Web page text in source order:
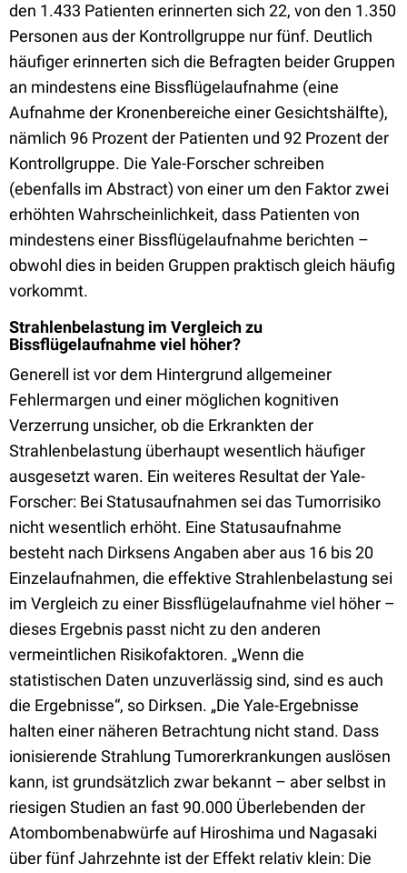
den 1.433 Patienten erinnerten sich 22, von den 1.350
Personen aus der Kontrollgruppe nur fünf. Deutlich
häufiger erinnerten sich die Befragten beider Gruppen
an mindestens eine Bissflügelaufnahme (eine
Aufnahme der Kronenbereiche einer Gesichtshälfte),
nämlich 96 Prozent der Patienten und 92 Prozent der
Kontrollgruppe. Die Yale-Forscher schreiben
(ebenfalls im Abstract) von einer um den Faktor zwei
erhöhten Wahrscheinlichkeit, dass Patienten von
mindestens einer Bissflügelaufnahme berichten –
obwohl dies in beiden Gruppen praktisch gleich häufig
vorkommt.
Strahlenbelastung im Vergleich zu
Bissflügelaufnahme viel höher?
Generell ist vor dem Hintergrund allgemeiner
Fehlermargen und einer möglichen kognitiven
Verzerrung unsicher, ob die Erkrankten der
Strahlenbelastung überhaupt wesentlich häufiger
ausgesetzt waren. Ein weiteres Resultat der Yale-
Forscher: Bei Statusaufnahmen sei das Tumorrisiko
nicht wesentlich erhöht. Eine Statusaufnahme
besteht nach Dirksens Angaben aber aus 16 bis 20
Einzelaufnahmen, die effektive Strahlenbelastung sei
im Vergleich zu einer Bissflügelaufnahme viel höher –
dieses Ergebnis passt nicht zu den anderen
vermeintlichen Risikofaktoren. „Wenn die
statistischen Daten unzuverlässig sind, sind es auch
die Ergebnisse“, so Dirksen. „Die Yale-Ergebnisse
halten einer näheren Betrachtung nicht stand. Dass
ionisierende Strahlung Tumorerkrankungen auslösen
kann, ist grundsätzlich zwar bekannt – aber selbst in
riesigen Studien an fast 90.000 Überlebenden der
Atombombenabwürfe auf Hiroshima und Nagasaki
über fünf Jahrzehnte ist der Effekt relativ klein: Die